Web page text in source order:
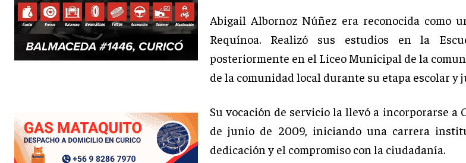
Abigail Albornoz Núñez era reconocida como
Requínoa. Realizó sus estudios en la
posteriormente en el Liceo Municipal de la
de la comunidad local durante su etapa escolar y
Su vocación de servicio la llevó a incorporarse a
de junio de 2009, iniciando una carrera
dedicación y el compromiso con la ciudadanía.